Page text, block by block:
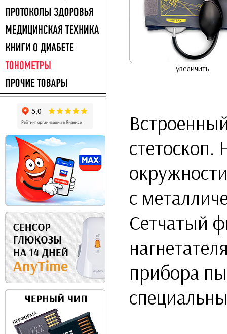
увеличить
с
Сетчатый
прибора